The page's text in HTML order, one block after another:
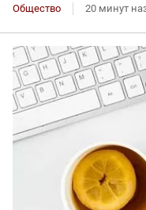
Общество 20 минут